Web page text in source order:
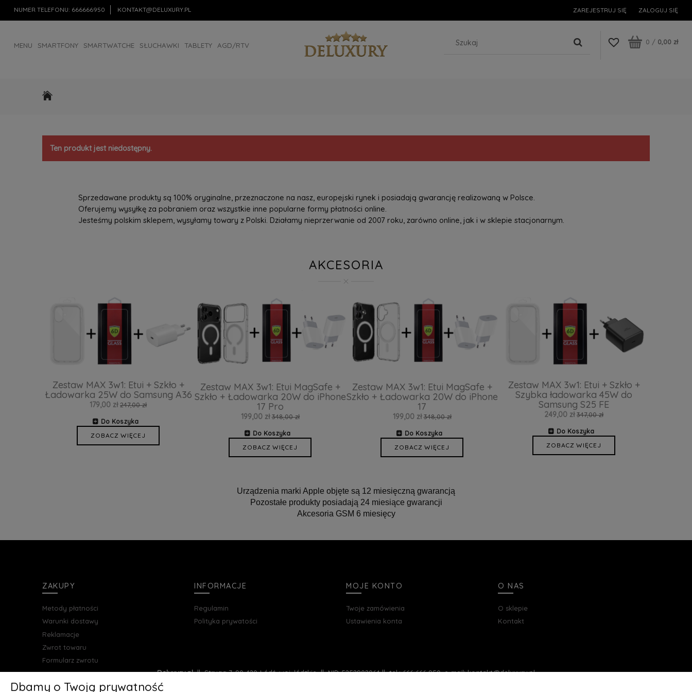
NUMER TELEFONU: 666666950 KONTAKT@DELUXURY.PL ZAREJESTRUJ SIĘ ZALOGUJ SIĘ
MENU SMARTFONY SMARTWATCHE SŁUCHAWKI TABLETY AGD/RTV 0 / 0,00 zł
Ten produkt jest niedostępny.
Sprzedawane produkty są 100% oryginalne, przeznaczone na nasz, europejski rynek i posiadają gwarancję realizowaną w Polsce.
Oferujemy wysyłkę za pobraniem oraz wszystkie inne popularne formy płatności online.
Jesteśmy polskim sklepem, wysyłamy towary z Polski. Działamy nieprzerwanie od 2007 roku, zarówno online, jak i w sklepie stacjonarnym.
AKCESORIA
Zestaw MAX 3w1: Etui + Szkło +
Ładowarka 25W do Samsung A36
179,00 zł 247,00 zł
Do Koszyka
ZOBACZ WIĘCEJ
Zestaw MAX 3w1: Etui MagSafe +
Szkło + Ładowarka 20W do iPhone
17 Pro
199,00 zł 348,00 zł
Do Koszyka
ZOBACZ WIĘCEJ
Zestaw MAX 3w1: Etui MagSafe +
Szkło + Ładowarka 20W do iPhone
17
199,00 zł 348,00 zł
Do Koszyka
ZOBACZ WIĘCEJ
Zestaw MAX 3w1: Etui + Szkło +
Szybka ładowarka 45W do
Samsung S25 FE
249,00 zł 347,00 zł
Do Koszyka
ZOBACZ WIĘCEJ
Urządzenia marki Apple objęte są 12 miesięczną gwarancją
Pozostałe produkty posiadają 24 miesiące gwarancji
Akcesoria GSM 6 miesięcy
ZAKUPY
Metody płatności
Warunki dostawy
Reklamacje
Zwrot towaru
Formularz zwrotu
INFORMACJE
Regulamin
Polityka prywatości
MOJE KONTO
Twoje zamówienia
Ustawienia konta
O NAS
O sklepie
Kontakt
Deluxury.pl|| Struga 7, 90-420 Łódź, woj. łódzkie || NIP: 5252902064 || tel.: 666 666 950, e-mail: kontakt@deluxury.pl
Dbamy o Twoją prywatność